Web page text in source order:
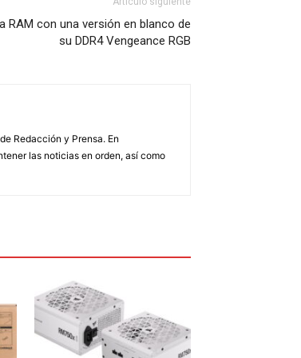
con una versión en blanco de
su DDR4 Vengeance RGB
Redacción y Prensa. En
las noticias en orden, así como